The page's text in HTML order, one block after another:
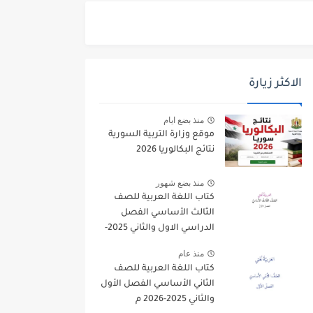
الاكثر زيارة
منذ بضع ايام
موقع وزارة التربية السورية
نتائج البكالوريا 2026
منذ بضع شهور
كتاب اللغة العربية للصف
الثالث الأساسي الفصل
الدراسي الاول والثاني 2025-
منذ عام
كتاب اللغة العربية للصف
الثاني الأساسي الفصل الأول
والثاني 2025-2026 م